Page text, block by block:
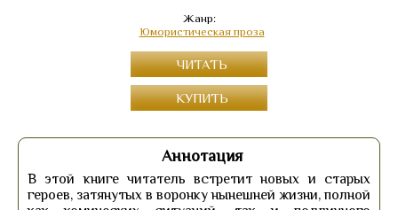
Жанр:
Юмористическая проза
ЧИТАТЬ
КУПИТЬ
Аннотация
В этой книге читатель встретит новых и старых
героев, затянутых в воронку нынешней жизни, полной